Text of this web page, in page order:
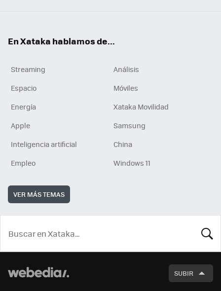
En Xataka hablamos de...
Streaming
Análisis
Espacio
Móviles
Energía
Xataka Movilidad
Apple
Samsung
Inteligencia artificial
China
Empleo
Windows 11
VER MÁS TEMAS
SUBIR